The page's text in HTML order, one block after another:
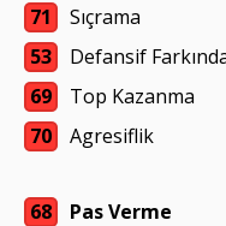
71
Sıçrama
53
Defansif
69
Top Kazanma
70
Agresiflik
68 Pas Verme